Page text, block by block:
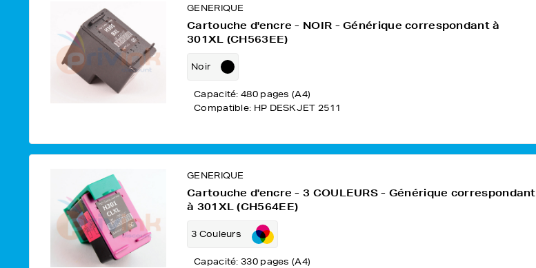
GENERIQUE
Cartouche d'encre - NOIR - Générique correspondant à
301XL (CH563EE)
Noir
Capacité: 480 pages (A4)
Compatible: HP DESKJET 2511
GENERIQUE
Cartouche d'encre - 3 COULEURS - Générique correspondant
à 301XL (CH564EE)
3 Couleurs
Capacité: 330 pages (A4)